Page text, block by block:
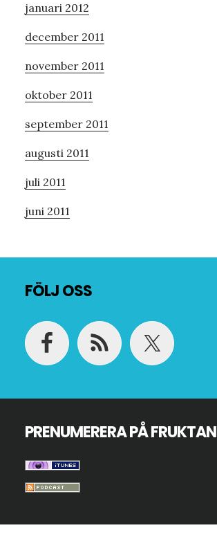
januari 2012
december 2011
november 2011
oktober 2011
september 2011
augusti 2011
juli 2011
juni 2011
FÖLJ OSS
PRENUMERERA PÅ FRUKTAN